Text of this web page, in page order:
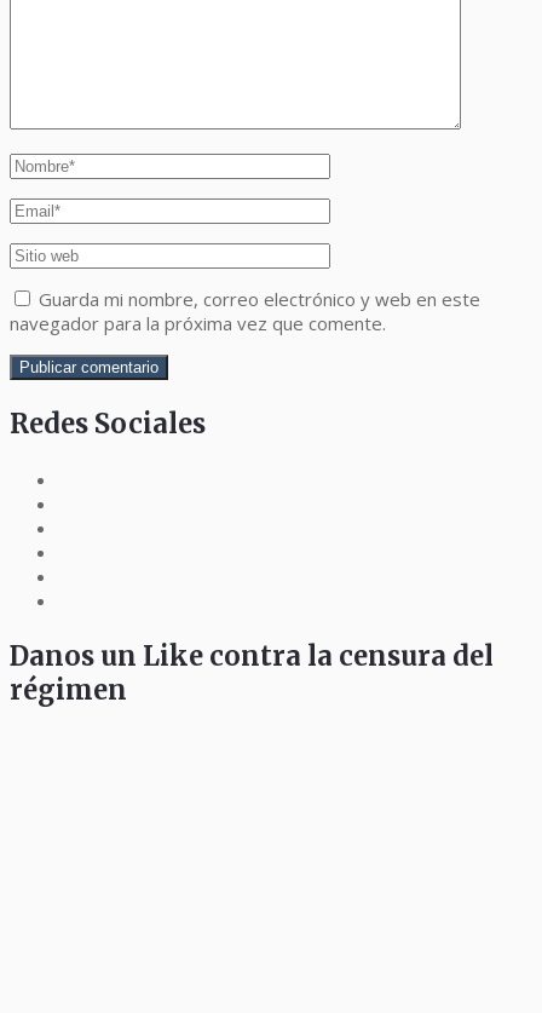
Guarda mi nombre, correo electrónico y web en este
navegador para la próxima vez que comente.
Redes Sociales
Danos un Like contra la censura del
régimen